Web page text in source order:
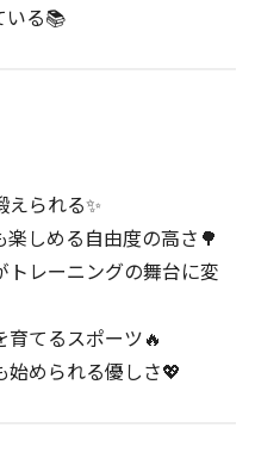
いる📚
られる✨
しめる自由度の高さ🌳
トレーニングの舞台に変
育てるスポーツ🔥
始められる優しさ💖